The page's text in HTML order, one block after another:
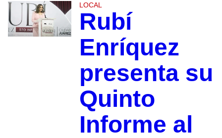
LOCAL
Rubí
Enríquez
presenta su
Quinto
Informe al